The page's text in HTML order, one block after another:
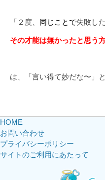
「２度、 同じことで失敗した
その才能は無かったと思う
は、「言い得て妙だな〜」
HOME
お問い合わせ
プライバシーポリシー
サイトのご利用にあたって